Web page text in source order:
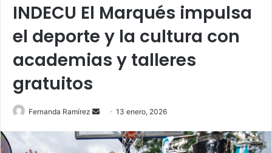
INDECU El Marqués impulsa
el deporte y la cultura con
academias y talleres
gratuitos
Fernanda Ramírez
Send
email
13 enero, 2026